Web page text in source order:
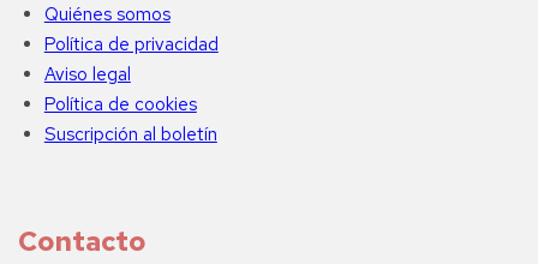
Quiénes somos
Política de privacidad
Aviso legal
Política de cookies
Suscripción al boletín
Contacto